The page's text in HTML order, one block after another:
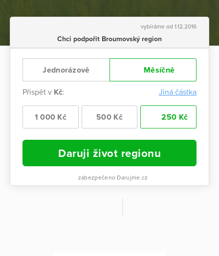
vybíráme od 1.12.2016
Chci podpořit Broumovský region
Jednorázově Měsíčně
Přispět v Kč: Jiná částka
1 000 Kč 500 Kč 250 Kč
Daruji život regionu
zabezpečeno Darujme.cz